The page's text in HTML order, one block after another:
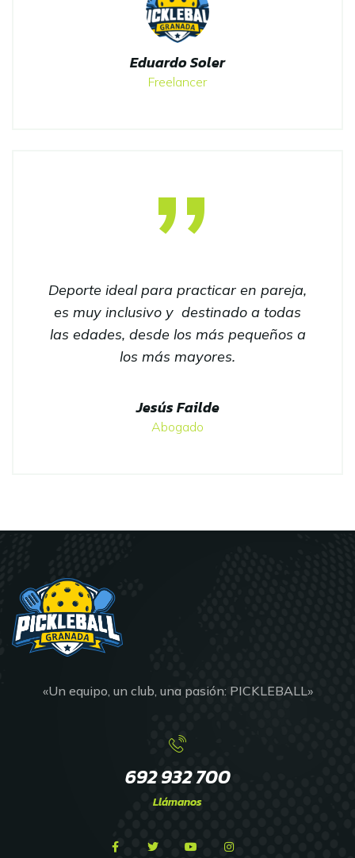
Eduardo Soler
Freelancer
Deporte ideal para practicar en pareja,
es muy inclusivo y destinado a todas
las edades, desde los más pequeños a
los más mayores.
Jesús Failde
Abogado
«Un equipo, un club, una pasión: PICKLEBALL»
692 932 700
Llámanos